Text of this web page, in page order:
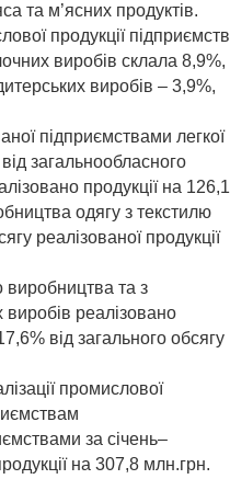
та м’ясних продуктів.
продукції підприємств
виробів склала 8,9%,
виробів – 3,9%,
підприємствами легкої
загальнообласного
продукції на 126,1
одягу з текстилю
реалізованої продукції
виробництва та з
реалізовано
від загального обсягу
промислової
за січень–
на 307,8 млн.грн.